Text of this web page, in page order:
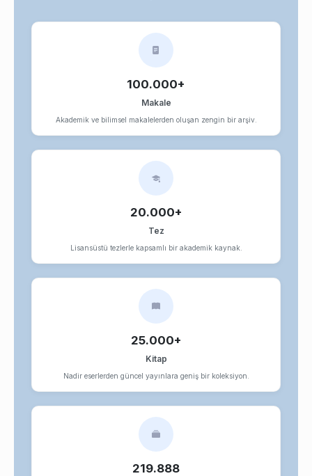
100.000+
Makale
Akademik ve bilimsel makalelerden oluşan zengin bir arşiv.
20.000+
Tez
Lisansüstü tezlerle kapsamlı bir akademik kaynak.
25.000+
Kitap
Nadir eserlerden güncel yayınlara geniş bir koleksiyon.
219.888